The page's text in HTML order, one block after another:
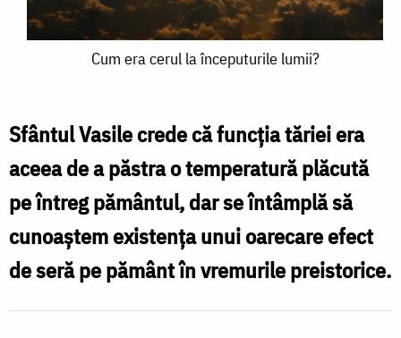
cerul
la
începuturile
lumii?
Cum era cerul la începuturile lumii?
Sfântul Vasile crede că funcţia tăriei era
aceea de a păstra o temperatură plăcută
pe întreg pământul, dar se întâmplă să
cunoaştem existenţa unui oarecare efect
de seră pe pământ în vremurile preistorice.